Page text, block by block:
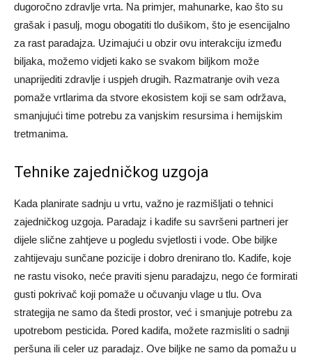
dugoročno zdravlje vrta. Na primjer, mahunarke, kao što su
grašak i pasulj, mogu obogatiti tlo dušikom, što je esencijalno
za rast paradajza. Uzimajući u obzir ovu interakciju između
biljaka, možemo vidjeti kako se svakom biljkom može
unaprijediti zdravlje i uspjeh drugih. Razmatranje ovih veza
pomaže vrtlarima da stvore ekosistem koji se sam održava,
smanjujući time potrebu za vanjskim resursima i hemijskim
tretmanima.
Tehnike zajedničkog uzgoja
Kada planirate sadnju u vrtu, važno je razmišljati o tehnici
zajedničkog uzgoja. Paradajz i kadife su savršeni partneri jer
dijele slične zahtjeve u pogledu svjetlosti i vode. Obe biljke
zahtijevaju sunčane pozicije i dobro drenirano tlo. Kadife, koje
ne rastu visoko, neće praviti sjenu paradajzu, nego će formirati
gusti pokrivač koji pomaže u očuvanju vlage u tlu. Ova
strategija ne samo da štedi prostor, već i smanjuje potrebu za
upotrebom pesticida. Pored kadifa, možete razmisliti o sadnji
peršuna ili celer uz paradajz. Ove biljke ne samo da pomažu u